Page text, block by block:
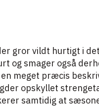
gror vildt hurtigt i
og smager også
meget præcis
opskyllet
samtidig at